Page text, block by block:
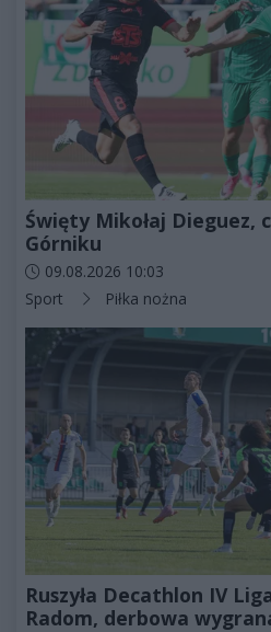
Święty Mikołaj Dieguez,
Górniku
Data dodania artykułu:
09.08.2026 10:03
Kategorie artykułu:
Sport Piłka nożna
Ruszyła Decathlon IV
Radom, derbowa